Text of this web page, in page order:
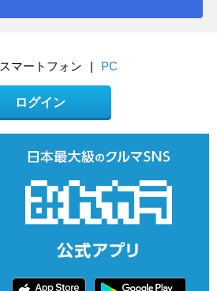
スマートフォン | PC
ログイン